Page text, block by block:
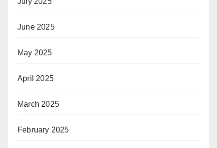
June 2025
May 2025
April 2025
March 2025
February 2025